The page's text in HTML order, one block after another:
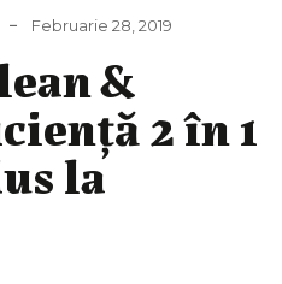
Februarie 28, 2019
&
2 în 1
la